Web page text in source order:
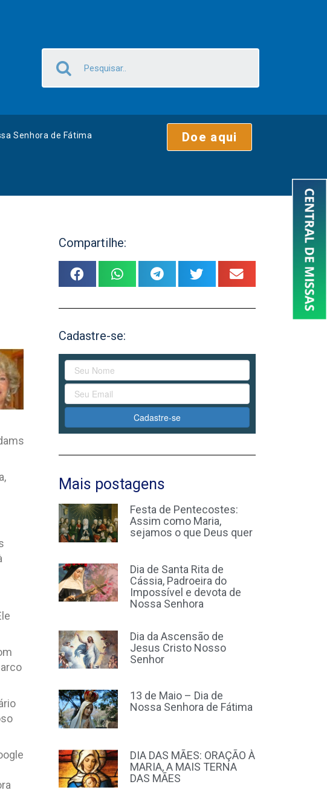
Senhora de Fátima Doe aqui
Compartilhe:
Cadastre-se:
Cadastre-se
Mais postagens
Festa de Pentecostes:
Assim como Maria,
sejamos o que Deus quer
Dia de Santa Rita de
Cássia, Padroeira do
Impossível e devota de
Nossa Senhora
Dia da Ascensão de
Jesus Cristo Nosso
Senhor
13 de Maio – Dia de
Nossa Senhora de Fátima
DIA DAS MÃES: ORAÇÃO À
MARIA, A MAIS TERNA
DAS MÃES